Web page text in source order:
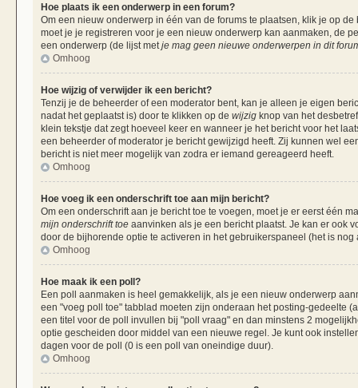
Hoe plaats ik een onderwerp in een forum?
Om een nieuw onderwerp in één van de forums te plaatsen, klik je op
moet je je registreren voor je een nieuw onderwerp kan aanmaken, de
een onderwerp (de lijst met je mag geen nieuwe onderwerpen in dit
Omhoog
Hoe wijzig of verwijder ik een bericht?
Tenzij je de beheerder of een moderator bent, kan je alleen je eigen
nadat het geplaatst is) door te klikken op de wijzig knop van het
klein tekstje dat zegt hoeveel keer en wanneer je het bericht voor het
een beheerder of moderator je bericht gewijzigd heeft. Zij kunnen wel
bericht is niet meer mogelijk van zodra er iemand gereageerd heeft.
Omhoog
Hoe voeg ik een onderschrift toe aan mijn bericht?
Om een onderschrift aan je bericht toe te voegen, moet je er eerst één
mijn onderschrift toe aanvinken als je een bericht plaatst. Je kan er ook
door de bijhorende optie te activeren in het gebruikerspaneel (het is
Omhoog
Hoe maak ik een poll?
Een poll aanmaken is heel gemakkelijk, als je een nieuw onderwerp
een "voeg poll toe" tabblad moeten zijn onderaan het posting-gedeelte
een titel voor de poll invullen bij "poll vraag" en dan minstens 2
optie gescheiden door middel van een nieuwe regel. Je kunt ook
dagen voor de poll (0 is een poll van oneindige duur).
Omhoog